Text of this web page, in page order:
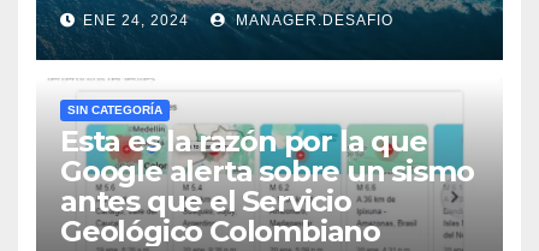
ENE 24, 2024 MANAGER.DESAFIO
SIN CATEGORÍA
Esta es la razón por la que
Google alerta sobre un sismo
antes que el Servicio
Geológico Colombiano